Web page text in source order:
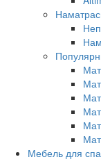
Мебель для